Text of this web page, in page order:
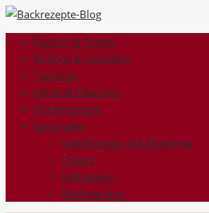
Kuchen & Torten
Muffins & Cupcakes
Toppings
Kekse & Plätzchen
Kinderrezepte
Saisonales
Valentinstag und Muttertag
Ostern
Halloween
Weihnachten